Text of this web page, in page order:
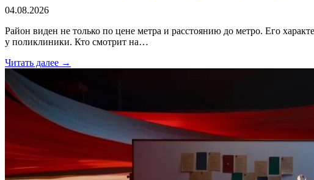
04.08.2026
Район виден не только по цене метра и расстоянию до метро. Его
у поликлиники. Кто смотрит на…
Читать далее →